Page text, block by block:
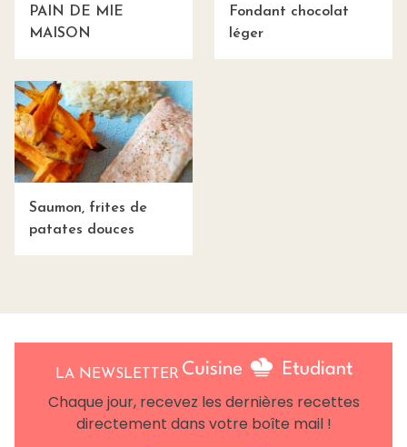
PAIN DE MIE
MAISON
Fondant chocolat
léger
Saumon, frites de
patates douces
LA NEWSLETTER
Chaque jour, recevez les dernières recettes
directement dans votre boîte mail !